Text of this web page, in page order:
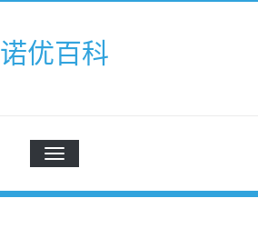
诺优百科
切
换
航